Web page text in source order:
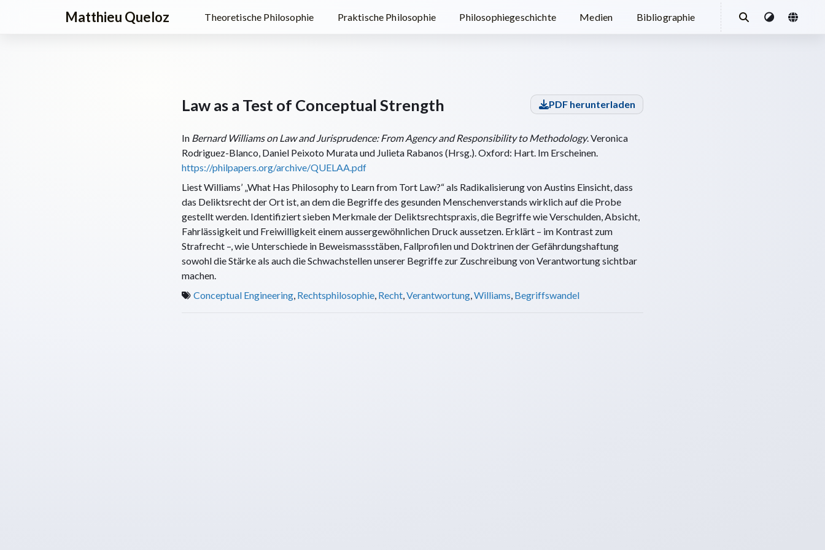
Matthieu Queloz Theoretische Philosophie Praktische Philosophie Philosophiegeschichte Medien Bibliographie
Law as a Test of Conceptual Strength PDF herunterladen
In Bernard Williams on Law and Jurisprudence: From Agency and Responsibility to Methodology. Veronica
Rodriguez-Blanco, Daniel Peixoto Murata und Julieta Rabanos (Hrsg.). Oxford: Hart. Im Erscheinen.
https://philpapers.org/archive/QUELAA.pdf
Liest Williams’ „What Has Philosophy to Learn from Tort Law?“ als Radikalisierung von Austins Einsicht, dass
das Deliktsrecht der Ort ist, an dem die Begriffe des gesunden Menschenverstands wirklich auf die Probe
gestellt werden. Identifiziert sieben Merkmale der Deliktsrechtspraxis, die Begriffe wie Verschulden, Absicht,
Fahrlässigkeit und Freiwilligkeit einem aussergewöhnlichen Druck aussetzen. Erklärt – im Kontrast zum
Strafrecht –, wie Unterschiede in Beweismassstäben, Fallprofilen und Doktrinen der Gefährdungshaftung
sowohl die Stärke als auch die Schwachstellen unserer Begriffe zur Zuschreibung von Verantwortung sichtbar
machen.
Conceptual Engineering, Rechtsphilosophie, Recht,Verantwortung,Williams, Begriffswandel